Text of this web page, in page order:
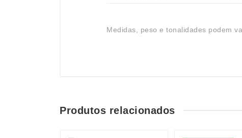
Medidas, peso e tonalidades podem
Produtos relacionados